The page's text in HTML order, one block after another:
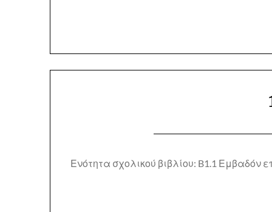
Ενότητα σχολικού βιβλίου: B1.1